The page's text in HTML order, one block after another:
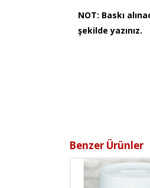
NOT: Baskı
şekilde yazınız.
Benzer Ürünler